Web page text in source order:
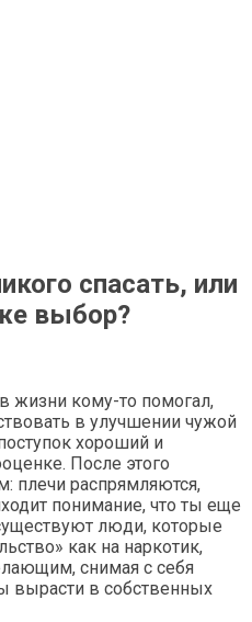
спасать, или
выбор?
жизни кому-то помогал,
в улучшении чужой
хороший и
После этого
плечи распрямляются,
понимание, что ты еще
люди, которые
как на наркотик,
снимая с себя
вырасти в собственных